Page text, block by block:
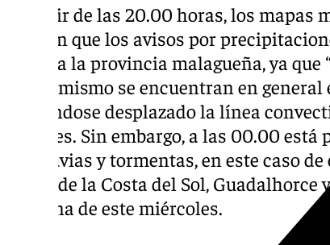
A partir de las 20.00 horas, los mapas
reflejan que los avisos por
en toda la provincia malagueña, ya
ahora mismo se encuentran en
habiéndose desplazado la línea
sociales. Sin embargo, a las 00.00
por lluvias y tormentas, en este caso
zonas de la Costa del Sol,
mañana de este miércoles.